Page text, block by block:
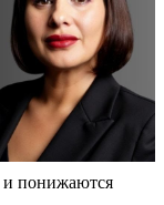
понижаются